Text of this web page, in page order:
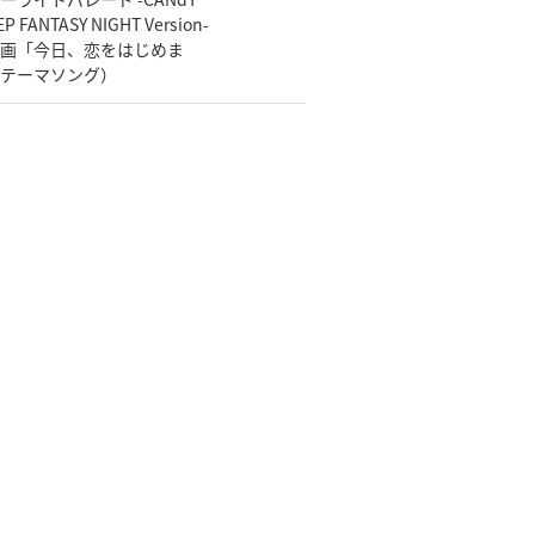
FANTASY NIGHT Version-
「今日、恋をはじめま
ーマソング）